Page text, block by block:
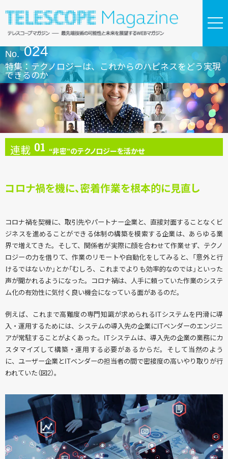
No. 024
特集：テクノロジーは、これからのハピネスをどう実現
できるのか
連載 01 “非密”のテクノロジーを活かせ
コロナ禍を機に、密着作業を根本的に見直し
コロナ禍を契機に、取引先やパートナー企業と、直接対面することなくビ
ジネスを進めることができる体制の構築を模索する企業は、あらゆる業
界で増えてきた。そして、関係者が実際に顔を合わせて作業せず、テクノ
ロジーの力を借りて、作業のリモートや自動化をしてみると、「意外と行
けるではないか」とか「むしろ、これまでよりも効率的なのでは」といった
声が聞かれるようになった。コロナ禍は、人手に頼っていた作業のシステ
ム化の有効性に気付く良い機会になっている面があるのだ。
例えば、これまで高難度の専門知識が求められるITシステムを円滑に導
入・運用するためには、システムの導入先の企業にITベンダーのエンジニ
アが常駐することがよくあった。ITシステムは、導入先の企業の業務にカ
スタマイズして構築・運用する必要があるからだ。そして当然のよう
に、ユーザー企業とITベンダーの担当者の間で密接度の高いやり取りが行
われていた（図2）。